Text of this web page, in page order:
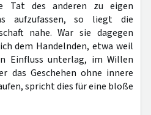
Tat des anderen zu eigen
aufzufassen, so liegt die
nahe. War sie dagegen
dem Handelnden, etwa weil
Einfluss unterlag, im Willen
das Geschehen ohne innere
spricht dies für eine bloße